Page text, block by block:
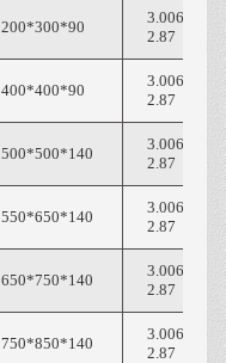
200*300*90
3.006.1-
2.87
400*400*90
3.006.1-
2.87
500*500*140
3.006.1-
2.87
550*650*140
3.006.1-
2.87
650*750*140
3.006.1-
2.87
750*850*140
3.006.1-
2.87